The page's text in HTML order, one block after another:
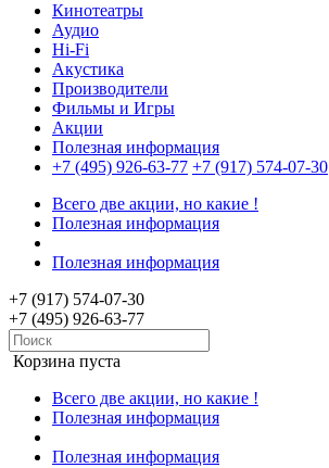
Кинотеатры
Аудио
Hi-Fi
Акустика
Производители
Фильмы и Игры
Акции
Полезная информация
+7 (495) 926-63-77 +7 (917) 574-07-30
Всего две акции, но какие !
Полезная информация
Полезная информация
+7 (917) 574-07-30
+7 (495) 926-63-77
Корзина пуста
Всего две акции, но какие !
Полезная информация
Полезная информация